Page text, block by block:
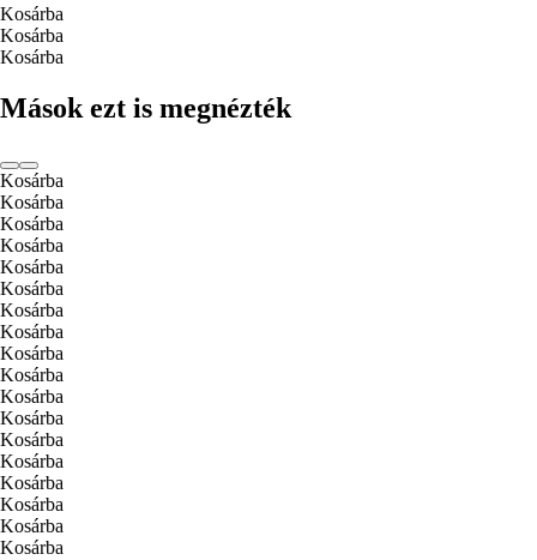
Kosárba
Kosárba
Kosárba
Mások ezt is megnézték
Kosárba
Kosárba
Kosárba
Kosárba
Kosárba
Kosárba
Kosárba
Kosárba
Kosárba
Kosárba
Kosárba
Kosárba
Kosárba
Kosárba
Kosárba
Kosárba
Kosárba
Kosárba